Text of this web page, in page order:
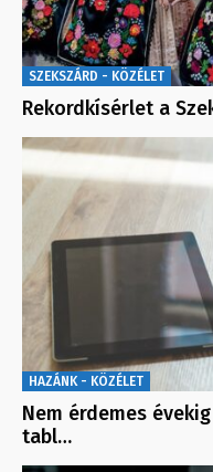
SZEKSZÁRD - KÖZÉLET
Rekordkísérlet a
HAZÁNK - KÖZÉLET
Nem érdemes
tabl…